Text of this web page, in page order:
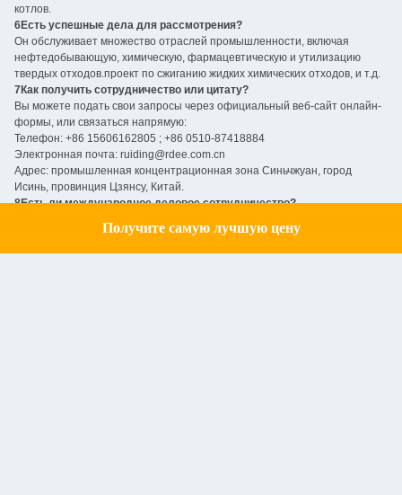
котлов.
6Есть успешные дела для рассмотрения?
Он обслуживает множество отраслей промышленности, включая
нефтедобывающую, химическую, фармацевтическую и утилизацию
твердых отходов.проект по сжиганию жидких химических отходов, и т.д.
7Как получить сотрудничество или цитату?
Вы можете подать свои запросы через официальный веб-сайт онлайн-
формы, или связаться напрямую:
Телефон: +86 15606162805 ; +86 0510-87418884
Электронная почта: ruiding@rdee.com.cn
Адрес: промышленная концентрационная зона Синьчжуан, город
Исинь, провинция Цзянсу, Китай.
8Есть ли международное деловое сотрудничество?
предоставлять услуги по экспорту оборудования и настройке
технических решений для зарубежных клиентов.
Получите самую лучшую цену
Get a Quote